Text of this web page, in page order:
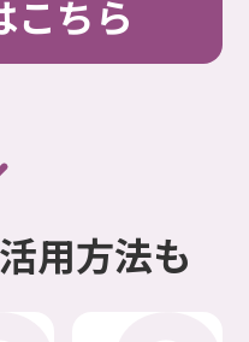
こちら
用方法も